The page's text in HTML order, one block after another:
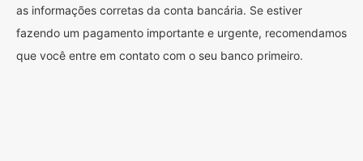
as informações corretas da conta bancária. Se estiver
fazendo um pagamento importante e urgente, recomendamos
que você entre em contato com o seu banco primeiro.